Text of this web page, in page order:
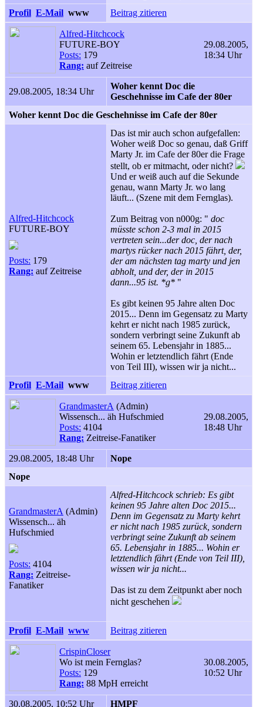
Profil E-Mail www Beitrag zitieren
Alfred-Hitchcock
FUTURE-BOY
Posts: 179
Rang: auf Zeitreise
29.08.2005,
18:34 Uhr
29.08.2005, 18:34 Uhr
Woher kennt Doc die
Geschehnisse im Cafe der 80er
Woher kennt Doc die Geschehnisse im Cafe der 80er
Alfred-Hitchcock
FUTURE-BOY
Posts: 179
Rang: auf Zeitreise
Das ist mir auch schon aufgefallen:
Woher weiß Doc so genau, daß Griff
Marty Jr. im Cafe der 80er die Frage
stellt, ob er mitmacht, oder nicht?
Und er weiß auch auf die Sekunde
genau, wann Marty Jr. wo lang
läuft... (Szene mit dem Fernglas).
Zum Beitrag von n000g: " doc
müsste schon 2-3 mal in 2015
vertreten sein...der doc, der nach
martys rücker nach 2015 fährt, der,
der am nächsten tag marty und jen
abholt, und der, der in 2015
dann...95 ist. *g* "
Es gibt keinen 95 Jahre alten Doc
2015... Denn im Gegensatz zu Marty
kehrt er nicht nach 1985 zurück,
sondern verbringt seine Zukunft ab
seinem 65. Lebensjahr in 1885...
Wohin er letztendlich fährt (Ende
von Teil III), wissen wir ja nicht...
Profil E-Mail www Beitrag zitieren
GrandmasterA (Admin)
Wissensch... äh Hufschmied
Posts: 4104
Rang: Zeitreise-Fanatiker
29.08.2005,
18:48 Uhr
29.08.2005, 18:48 Uhr
Nope
Nope
GrandmasterA (Admin)
Wissensch... äh
Hufschmied
Posts: 4104
Rang: Zeitreise-
Fanatiker
Alfred-Hitchcock schrieb: Es gibt
keinen 95 Jahre alten Doc 2015...
Denn im Gegensatz zu Marty kehrt
er nicht nach 1985 zurück, sondern
verbringt seine Zukunft ab seinem
65. Lebensjahr in 1885... Wohin er
letztendlich fährt (Ende von Teil III),
wissen wir ja nicht...
Das ist zu dem Zeitpunkt aber noch
nicht geschehen
Profil E-Mail www Beitrag zitieren
CrispinCloser
Wo ist mein Fernglas?
Posts: 129
Rang: 88 MpH erreicht
30.08.2005,
10:52 Uhr
30.08.2005, 10:52 Uhr HMPF